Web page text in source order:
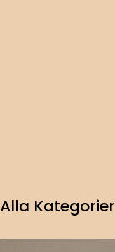
Alla Kategorier